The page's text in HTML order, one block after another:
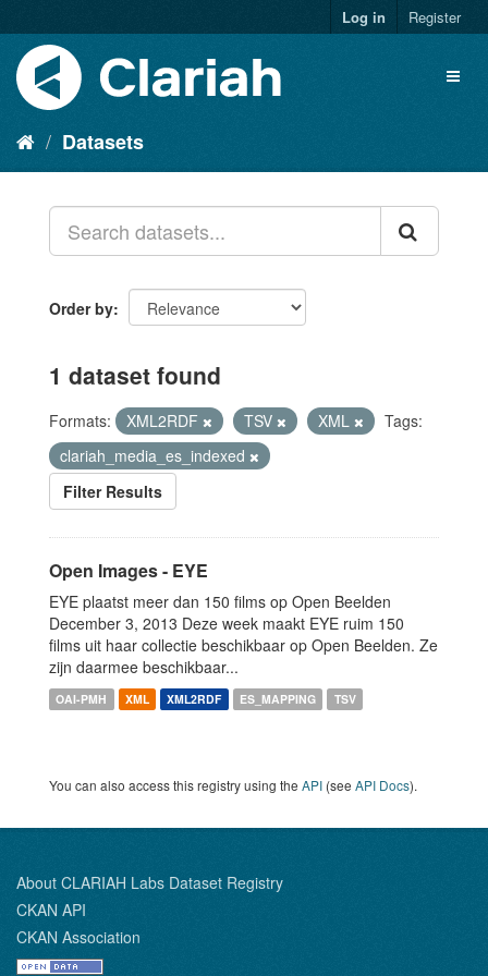
Log in Register
Datasets
Order by
1 dataset found
Formats: XML2RDF TSV XML
Tags:
clariah_media_es_indexed
Filter Results
Open Images - EYE
EYE plaatst meer dan 150 films op Open Beelden
December 3, 2013 Deze week maakt EYE ruim 150
films uit haar collectie beschikbaar op Open Beelden. Ze
zijn daarmee beschikbaar...
OAI-PMH XML XML2RDF ES_MAPPING TSV
You can also access this registry using the API (see API Docs).
About CLARIAH Labs Dataset Registry
CKAN API
CKAN Association